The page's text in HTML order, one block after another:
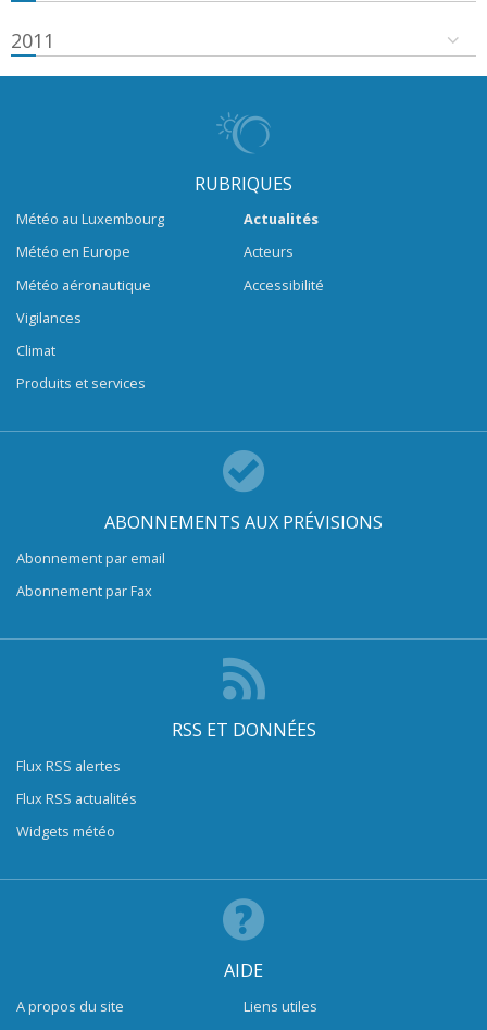
2011
RUBRIQUES
Météo au Luxembourg
Météo en Europe
Météo aéronautique
Vigilances
Climat
Produits et services
Actualités
Acteurs
Accessibilité
ABONNEMENTS AUX PRÉVISIONS
Abonnement par email
Abonnement par Fax
RSS ET DONNÉES
Flux RSS alertes
Flux RSS actualités
Widgets météo
AIDE
A propos du site
Liens utiles